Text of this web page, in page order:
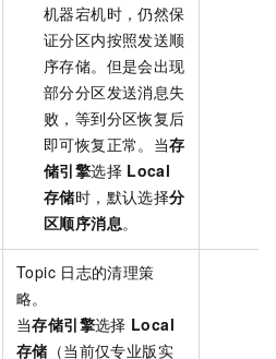
机器宕机时，仍然保
证分区内按照发送顺
序存储。但是会出现
部分分区发送消息失
败，等到分区恢复后
即可恢复正常。当存
储引擎选择 Local
存储时，默认选择分
区顺序消息。
Topic 日志的清理策
略。
当存储引擎选择 Local
存储 （当前仅专业版实